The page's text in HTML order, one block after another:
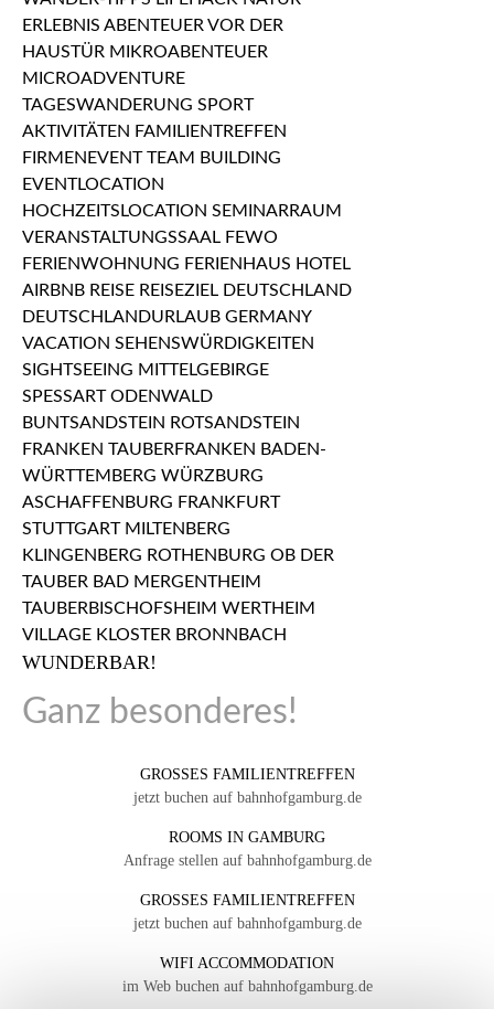
WUNDERBAR!
Ganz besonderes!
GROSSES FAMILIENTREFFEN
jetzt buchen auf bahnhofgamburg.de
ROOMS IN GAMBURG
Anfrage stellen auf bahnhofgamburg.de
GROSSES FAMILIENTREFFEN
jetzt buchen auf bahnhofgamburg.de
WIFI ACCOMMODATION
im Web buchen auf bahnhofgamburg.de